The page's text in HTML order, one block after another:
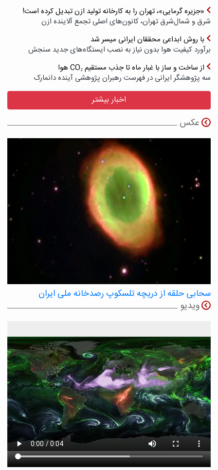
«جزیره گرمایی»، تهران را به کارخانه تولید ازن تبدیل کرده است!
شرق و شمال‌شرق تهران، کانون‌های اصلی تجمع آلاینده ازن
با روش ابداعی محققان ایرانی میسر شد
برآورد کیفیت هوا بدون نیاز به نصب ایستگاه‌های جدید سنجش
از ساخت و ساز با غبار ماه تا جذب مستقیم CO₂ هوا
سه پژوهشگر ایرانی در فهرست رهبران پژوهشی آینده دانمارک
اخبار بیشتر
عکس
سحابی حلقه از دریچه تلسکوپ رصدخانه ملی ایران
ویدیو